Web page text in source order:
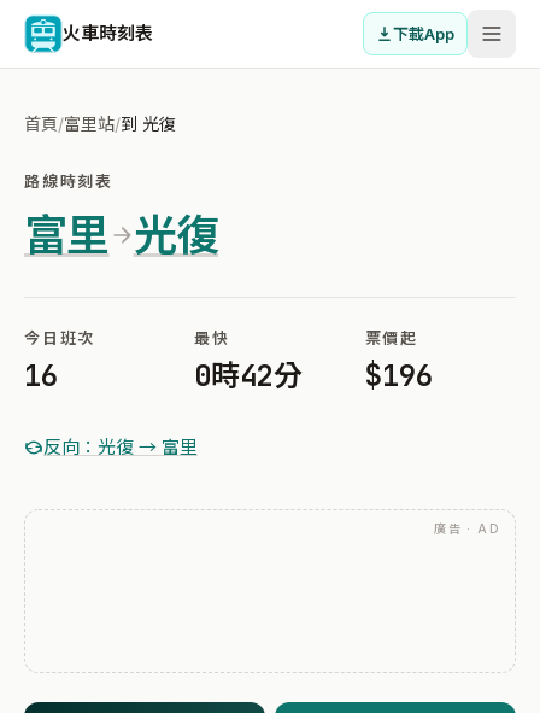
火車時刻表 下載App
首頁/富里站/到 光復
路線時刻表
富里 光復
今日班次
16
最快
0時42分
票價起
$196
反向：光復 → 富里
廣告 · AD